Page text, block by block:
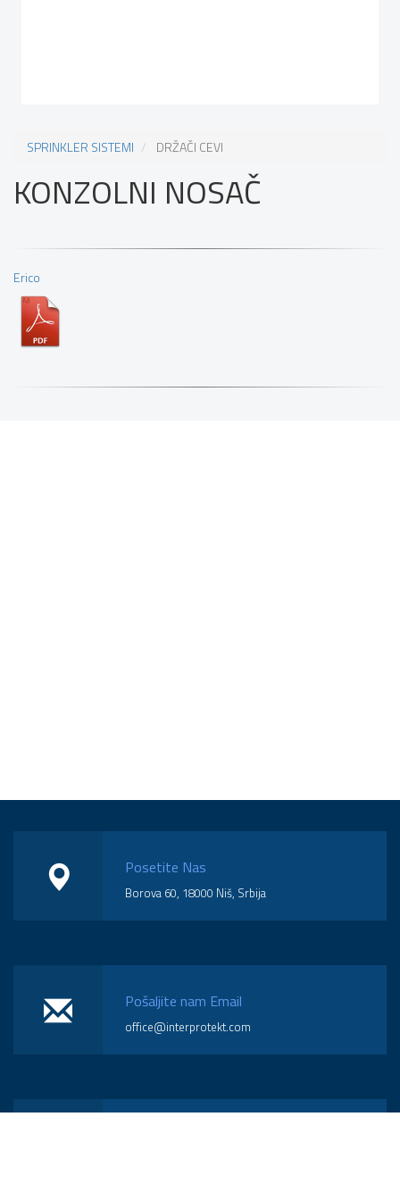
SPRINKLER SISTEMI DRŽAČI CEVI
KONZOLNI NOSAČ
Erico
Posetite Nas
Borova 60, 18000 Niš, Srbija
Pošaljite nam Email
office@interprotekt.com